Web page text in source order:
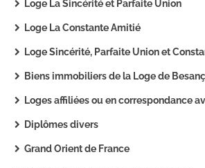
Loge La Sincérité et Parfaite Union
Loge La Constante Amitié
Loge Sincérité, Parfaite Union et
Biens immobiliers de la Loge de
Loges affiliées ou en correspondance avec
Diplômes divers
Grand Orient de France